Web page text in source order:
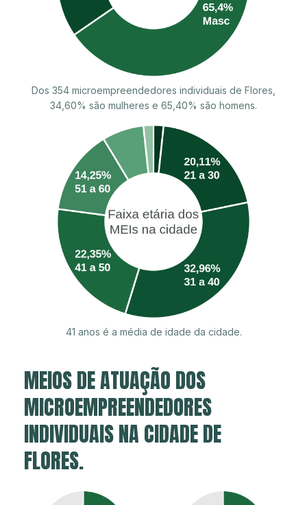
Dos 354 microempreendedores individuais de Flores,
34,60% são mulheres e 65,40% são homens.
41 anos é a média de idade da cidade.
MEIOS DE ATUAÇÃO DOS
MICROEMPREENDEDORES
INDIVIDUAIS NA CIDADE DE
FLORES.